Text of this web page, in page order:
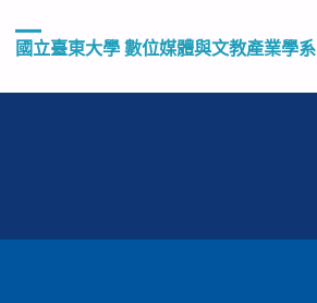
國立臺東大學 數位媒體與文教產業學系